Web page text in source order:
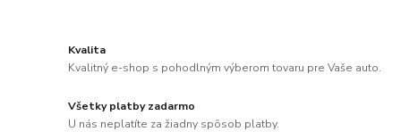
Kvalita
Kvalitný e-shop s pohodlným výberom tovaru pre Vaše auto.
Všetky platby zadarmo
U nás neplatíte za žiadny spôsob platby.